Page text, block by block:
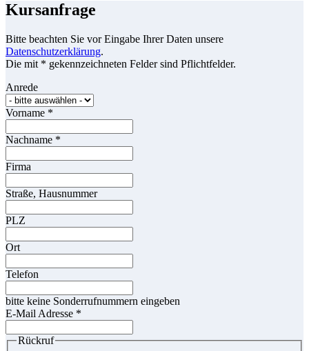
Kursanfrage
Bitte beachten Sie vor Eingabe Ihrer Daten unsere
Datenschutzerklärung.
Die mit * gekennzeichneten Felder sind Pflichtfelder.
Anrede
Vorname *
Nachname *
Firma
Straße, Hausnummer
PLZ
Ort
Telefon
bitte keine Sonderrufnummern eingeben
E-Mail Adresse *
Rückruf